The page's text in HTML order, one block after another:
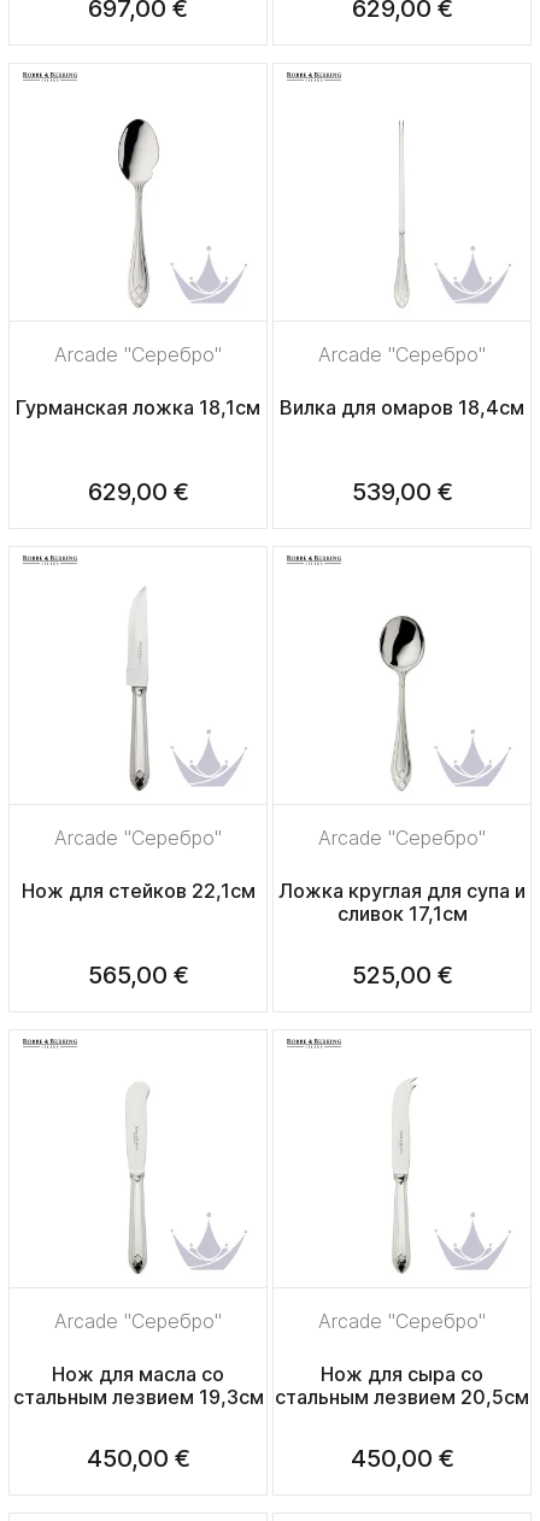
697,00 € 629,00 €
Arcade "Серебро"
Гурманская ложка 18,1см
629,00 €
Arcade "Серебро"
Вилка для омаров 18,4см
539,00 €
Arcade "Серебро"
Нож для стейков 22,1см
565,00 €
Arcade "Серебро"
Ложка круглая для супа и
сливок 17,1см
525,00 €
Arcade "Серебро"
Нож для масла со
стальным лезвием 19,3см
450,00 €
Arcade "Серебро"
Нож для сыра со
стальным лезвием 20,5см
450,00 €